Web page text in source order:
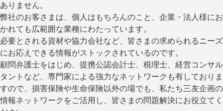
ありません。
弊社のお客さまは、個人はもちろんのこと、企業・法人様にお
かれても広範囲な業種にわたっています。
必要とされる資材や協力会社など、皆さまの求められるニーズ
にお応えできる情報がストックされているのです。
顧問弁護士をはじめ、提携公認会計士、税理士、経営コンサル
タントなど、専門家による強力なネットワークも有しておりま
すので、損害保険や生命保険以外の場でも、私たち三友企画の
情報ネットワークをご活用し、皆さまの問題解決にお役立てく